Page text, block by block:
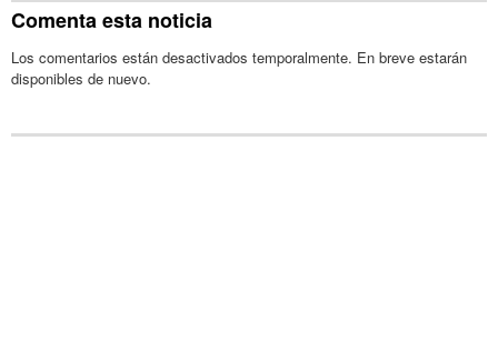
Comenta esta noticia
Los comentarios están desactivados temporalmente. En breve estarán
disponibles de nuevo.